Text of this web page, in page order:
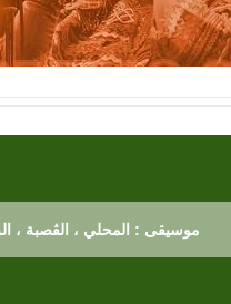
موسيقى : المحلي ، الڨصبة ،